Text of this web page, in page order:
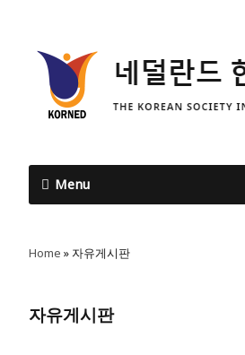
Menu
Home »자유게시판
자유게시판